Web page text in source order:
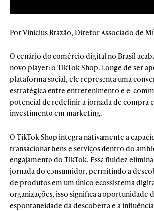
Por Vinicius Brazão, Diretor Associado de
O cenário do comércio digital no Brasil
novo player: o TikTok Shop. Longe de ser
plataforma social, ele representa uma
estratégica entre entretenimento e e-
potencial de redefinir a jornada de compra e
investimento em marketing.
O TikTok Shop integra nativamente a
transacionar bens e serviços dentro do
engajamento do TikTok. Essa fluidez
jornada do consumidor, permitindo a
de produtos em um único ecossistema
organizações, isso significa a oportunidade
espontaneidade da descoberta e a